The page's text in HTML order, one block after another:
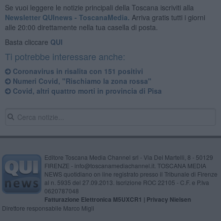
Se vuoi leggere le notizie principali della Toscana iscriviti alla
Newsletter QUInews - ToscanaMedia. Arriva gratis tutti i giorni
alle 20:00 direttamente nella tua casella di posta.
Basta cliccare QUI
Ti potrebbe interessare anche:
Coronavirus in risalita con 151 positivi
Numeri Covid, "Rischiamo la zona rossa"
Covid, altri quattro morti in provincia di Pisa
Editore Toscana Media Channel srl - Via Dei Martelli, 8 - 50129
FIRENZE - info@toscanamediachannel.it. TOSCANA MEDIA
NEWS quotidiano on line registrato presso il Tribunale di Firenze
al n. 5935 del 27.09.2013. Iscrizione ROC 22105 - C.F. e P.Iva
0620787048
Fatturazione Elettronica M5UXCR1 | Privacy Nielsen
Direttore responsabile Marco Migli